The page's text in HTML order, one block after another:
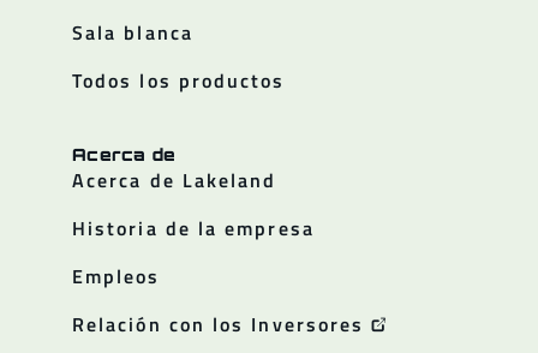
Sala blanca
Todos los productos
Acerca de
Acerca de Lakeland
Historia de la empresa
Empleos
Relación con los Inversores